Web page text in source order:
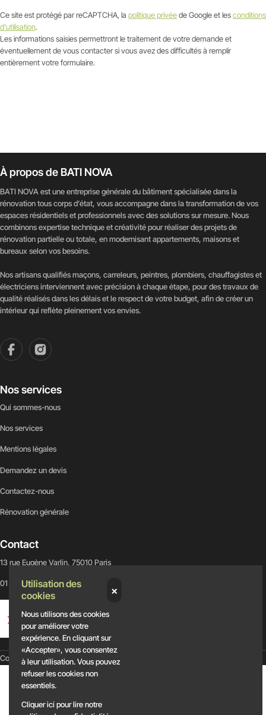
Ce site est protégé par reCAPTCHA, la politique privéede Google et lesconditions
d'utilisation.
Les informations saisies permettront le traitement de votre demande et
éventuellement de vous contacter si vous avez des difficultés à remplir
entièrement votre formulaire.
Utilisation des
cookies
×
Nous utilisons des cookies
pour améliorer votre
expérience. En cliquant sur
«Accepter», vous consentez
à leur utilisation. Vous pouvez
refuser les cookies non
essentiels.
Cliquer ici pour lire notre
à propos de BATI NOVA
BATI NOVA est une entreprise générale du bâtiment spécialisée dans la
rénovation tous corps d’état, vous accompagne dans la transformation de vos
espaces résidentiels et professionnels avec des solutions sur mesure. Nous
combinons expertise technique et créativité pour réaliser des projets de
rénovation partielle ou totale, en modernisant appartements, maisons et
bureaux selon vos besoins.
Nos artisans qualifiés maçons, carreleurs, peintres, plombiers, chauffagistes et
électriciens interviennent avec précision à chaque étape, pour des travaux de
qualité réalisés dans les délais et le respect de votre budget, afin de créer un
intérieur qui reflète pleinement vos envies.
Nos services
Qui sommes-nous
Nos services
Mentions légales
Demandez un devis
Contactez-nous
Rénovation générale
Contact
13 rue Eugène Varlin, 75010 Paris
01 88 84 10 96
Copyright 2025 ©EVAPI Bâtiment